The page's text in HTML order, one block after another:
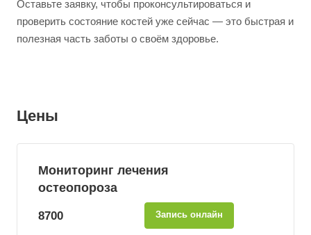
Оставьте заявку, чтобы проконсультироваться и
проверить состояние костей уже сейчас — это быстрая и
полезная часть заботы о своём здоровье.
Цены
Мониторинг лечения
остеопороза
8700 Запись онлайн